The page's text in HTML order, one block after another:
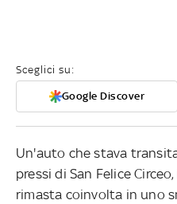
Sceglici su:
Google Discover
Un'auto che stava
pressi di San Felice
rimasta coinvolta in uno